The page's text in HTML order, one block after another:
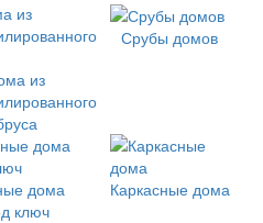
из
Срубы домов
дома
ключ
Каркасные дома